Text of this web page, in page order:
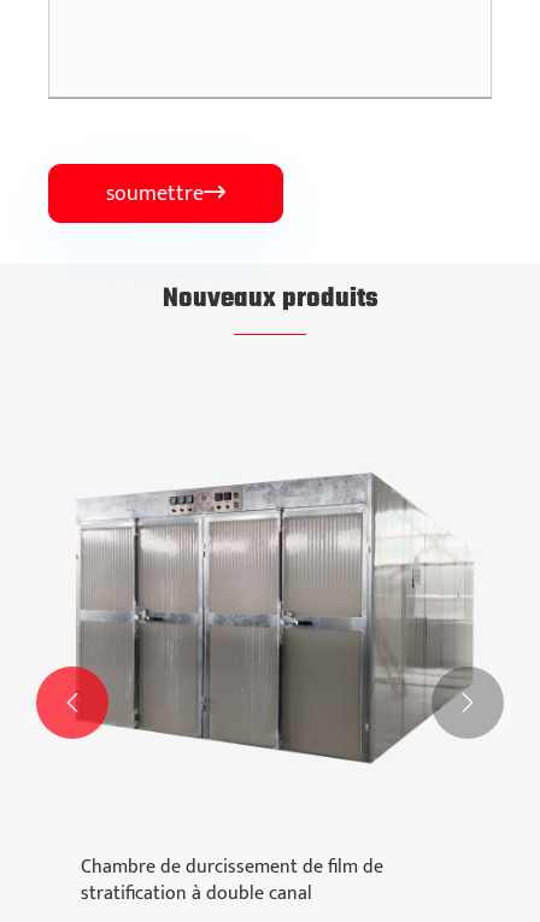
soumettre
Nouveaux produits
Chambre de durcissement de film de
stratification à double canal
 